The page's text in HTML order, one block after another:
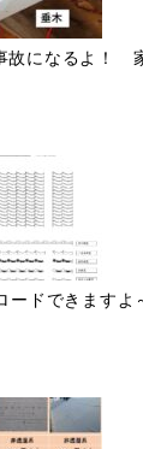
故になるよ！
ードできますよ